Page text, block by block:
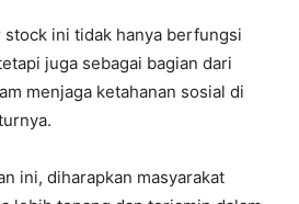
stock ini tidak hanya berfungsi
juga sebagai bagian dari
menjaga ketahanan sosial di
ini, diharapkan masyarakat